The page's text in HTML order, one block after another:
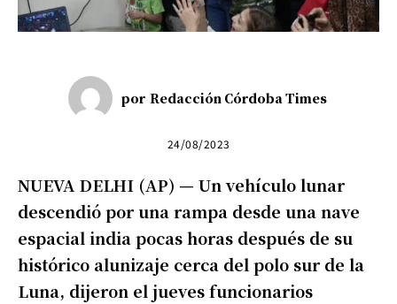
por Redacción Córdoba Times
24/08/2023
NUEVA DELHI (AP) — Un vehículo lunar
descendió por una rampa desde una nave
espacial india pocas horas después de su
histórico alunizaje cerca del polo sur de la
Luna, dijeron el jueves funcionarios